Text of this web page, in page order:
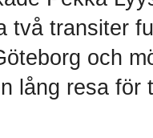
två transiter
och
lång resa för